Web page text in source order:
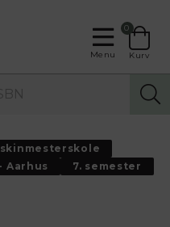
Menu
0
Kurv
Aarhus
7. semester